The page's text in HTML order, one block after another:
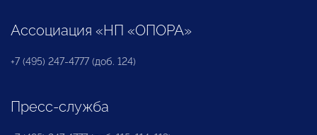
Ассоциация «НП «ОПОРА»
+7 (495) 247-4777 (доб. 124)
Пресс-служба